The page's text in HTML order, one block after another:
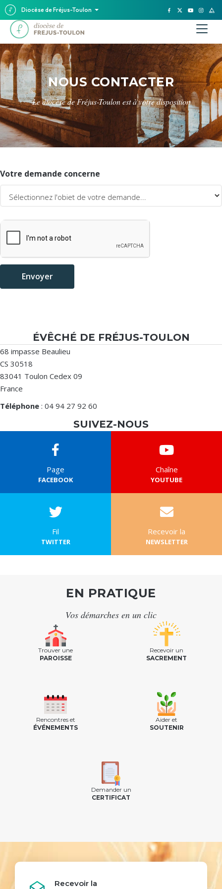
Diocèse de Fréjus-Toulon
NOUS CONTACTER
Le diocèse de Fréjus-Toulon est à votre disposition
Votre demande concerne
CAPTCHA
Envoyer
ÉVÊCHÉ DE FRÉJUS-TOULON
68 impasse Beaulieu
CS 30518
83041 Toulon Cedex 09
France
Téléphone : 04 94 27 92 60
SUIVEZ-NOUS
Page
FACEBOOK
Chaîne
YOUTUBE
Fil
TWITTER
Recevoir la
NEWSLETTER
EN PRATIQUE
Vos démarches en un clic
Trouver une
PAROISSE
Recevoir un
SACREMENT
Rencontres et
ÉVÉNEMENTS
Aider et
SOUTENIR
Demander un
CERTIFICAT
Recevoir la